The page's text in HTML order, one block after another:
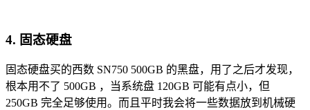
4. 固态硬盘
固态硬盘买的西数 SN750 500GB 的黑盘，用了之后才发现，
根本用不了 500GB ，当系统盘 120GB 可能有点小，但
250GB 完全足够使用。而且平时我会将一些数据放到机械硬